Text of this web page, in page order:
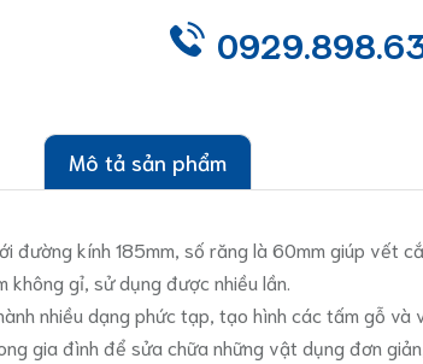
Mô tả sản phẩm
đường kính 185mm, số răng là 60mm giúp vết
gỉ, sử dụng được nhiều lần.
nhiều dạng phức tạp, tạo hình các tấm gỗ và
gia đình để sửa chữa những vật dụng đơn